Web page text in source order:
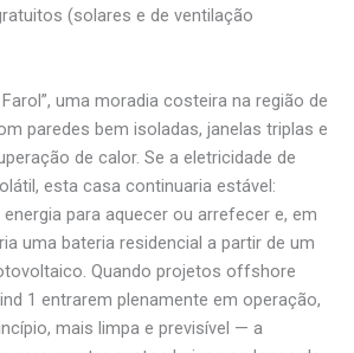
(solares e de ventilação
uma moradia costeira na região de
paredes bem isoladas, janelas triplas e
de calor. Se a eletricidade de
esta casa continuaria estável:
para aquecer ou arrefecer e, em
uma bateria residencial a partir de um
Quando projetos offshore
1 entrarem plenamente em operação,
mais limpa e previsível — a